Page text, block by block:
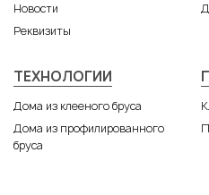
11
фото
Новости
Реквизиты
ТЕХНОЛОГИИ
Дома из клееного бруса
Дома из профилированного
бруса